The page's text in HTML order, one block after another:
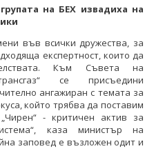
на БЕХ извадиха на
във всички дружества, за
експертност, които да
Към Съвета на
се присъедини
ангажиран с темата за
който трябва да поставим
- критичен актив за
каза министър на
заповед е възложен одит и